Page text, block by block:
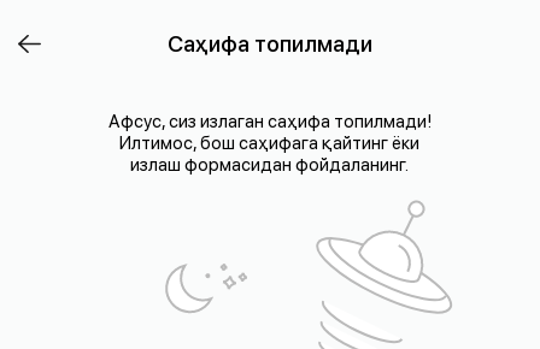
Саҳифа топилмади
Афсус, сиз излаган саҳифа топилмади!
Илтимос, бош саҳифага қайтинг ёки
излаш формасидан фойдаланинг.